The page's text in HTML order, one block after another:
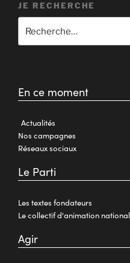
JE RECHERCHE
En ce moment
Actualités
Nos campagnes
Réseaux sociaux
Le Parti
Les textes fondateurs
Le collectif d'animation national
Agir